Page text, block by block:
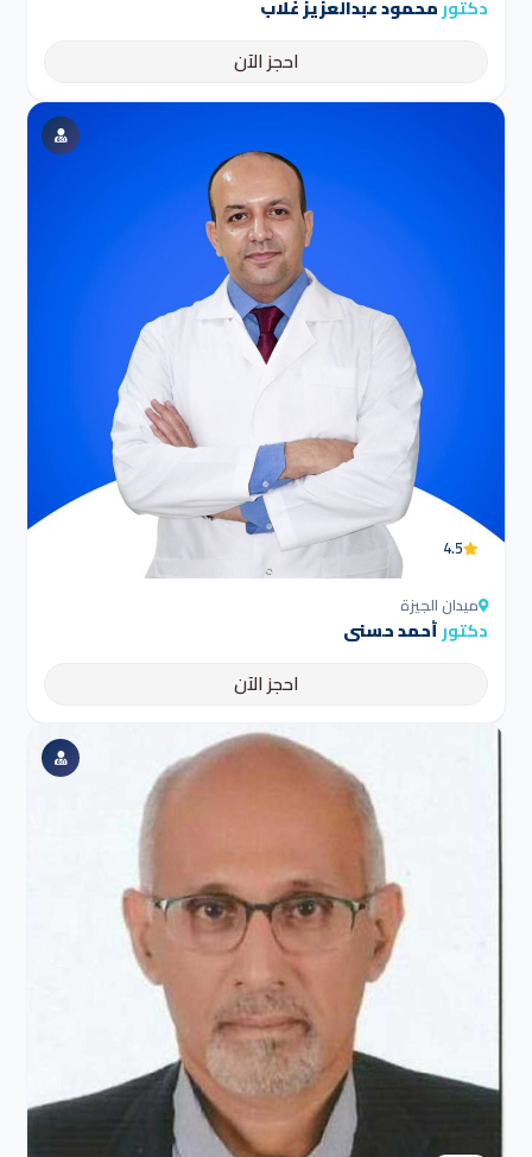
دكتورمحمود عبدالعزيز غلاب
احجز الآن
4.5
ميدان الجيزة
دكتورأحمد حسنى
احجز الآن